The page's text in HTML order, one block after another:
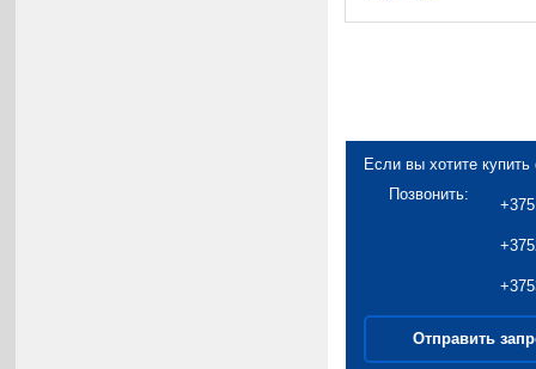
Если вы хотите
Позвонить:
Отправить